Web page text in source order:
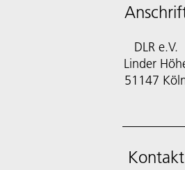
DLR e.V.
Linder
51147
Kontakt